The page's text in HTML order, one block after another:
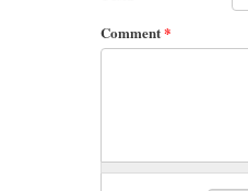
Comment*